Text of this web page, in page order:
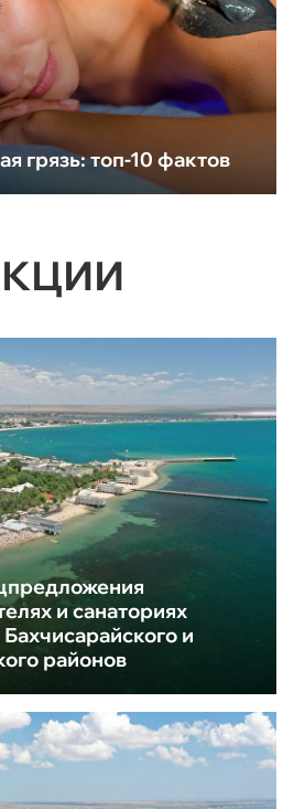
грязь: топ-10 фактов
и санаториях
и
районов